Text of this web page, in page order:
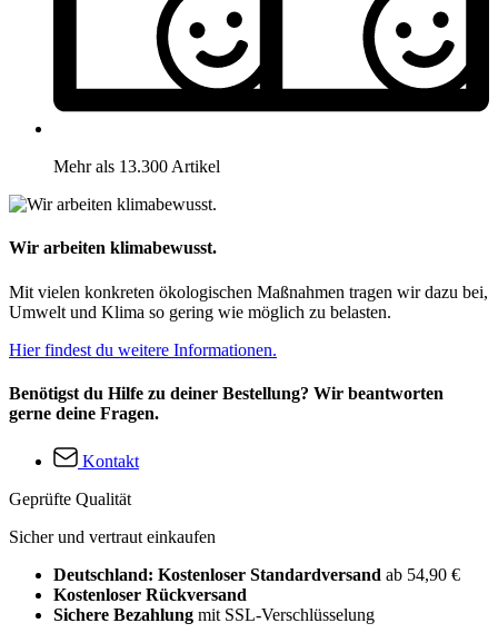
Mehr als 13.300 Artikel
Wir arbeiten klimabewusst.
Mit vielen konkreten ökologischen Maßnahmen tragen wir dazu bei,
Umwelt und Klima so gering wie möglich zu belasten.
Hier findest du weitere Informationen.
Benötigst du Hilfe zu deiner Bestellung? Wir beantworten
gerne deine Fragen.
Kontakt
Geprüfte Qualität
Sicher und vertraut einkaufen
Deutschland: Kostenloser Standardversand ab 54,90 €
Kostenloser Rückversand
Sichere Bezahlung mit SSL-Verschlüsselung